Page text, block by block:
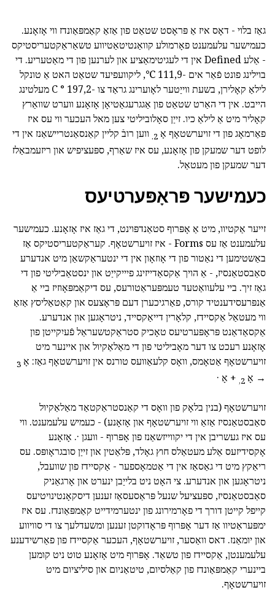
גאַז בלוי - דאָס איז אַ פּראָסט שטאַט פון אַזאַ קאַמפּאַונדז ווי אָזאָנע.
כעמישער עלעמענט פאָרמולע קוואַנטיטאַטיווע טשאַראַקטעריסטיקס
- אַלע Defined אין די לעגיטימאַציע און לערנען פון די מאַטעריע. די
בוילינג פונט פֿאַר אים -111,9 ℃, ליקוועפיעד שטאַט האט אַ טונקל
לילאַ קאָלירן, בשעת ווייַטער לאָוערינג גראַד צו -197,2 ° C מעלטינג
הייבט. אין די האַרט שטאַט פון אַגגרעגאַטיאָן אָזאָנע ווערט שוואַרץ
קאָליר מיט אַ לילאַ כיו. זייַן סאָלוביליטי צען מאל העכער ווי עס איז
פאַרמאָג פון די זויערשטאָף אָ 2. ווען רובֿ קליין קאַנסאַנטריישאַנז אין די
לופט דער שמעקן פון אָזאָנע, עס איז שאַרף, ספּעציפיש און ריזעמבאַלז
דער שמעקן פון מעטאַל.
כעמישער פּראָפּערטיעס
זייער אַקטיוו, מיט אַ אָפּרוף סטאַנדפּוינט, די גאַז איז אָזאָנע. כעמישער
עלעמענט אַז עס Forms - איז זויערשטאָף. קעראַקטעריסטיקס אַז
באַשטימען די נאַטור פון די אָוזאָון אין די ינטעראַקשאַן מיט אנדערע
סאַבסטאַנסיז, - אַ הויך אַקסאַדייזינג פיייקייַט און ינסטאַביליטי פון די
גאַז זיך. ביי עלעוואַטעד טעמפּעראַטורעס, עס דיקאַמפּאָוזיז ביי אַ
אַנפּרעסידענטיד קורס, פאַרגיכערן דעם פּראָצעס און קאַטאַליסץ אַזאַ
ווי מעטאַל אַקסיידז, קלאָרין דייאַקסייד, ניטראָגען און אנדערע.
אַקסאַדאַנט פּראָפּערטיעס טאָכיק סטראַקטשעראַל פֿעיִקייטן פון
אָזאָנע רעכט צו דער מאָביליטי פון די מאַלאַקיול און איינער מיט
זויערשטאָף אַטאָמס, וואָס קלעאַוועס טורנס אין זויערשטאָף גאַז: אָ 3
→ אָ 2, + אָ ·
זויערשטאָף (בנין בלאָק פון וואָס די קאַנסטראַקטאַד מאַלאַקיול
סאַבסטאַנסיז אַזאַ ווי זויערשטאָף און אָזאָנע) - כעמיש עלעמענט. ווי
עס איז געשריבן אין די יקווייזשאַנז פון אָפּרוף - וועגן ·. אָזאָנע
אָקסידיזעס אַלע מעטאַלס חוץ גאָלד, פּלאַטין און זייַן סובגראָופּס. עס
ריאַקץ מיט די גאַסאַז אין די אַטמאָספער - אַקסיידז פון שוועבל,
ניטראָגען און אנדערע. צי האָט ניט בלייַבן ינערט און אָרגאַניק
סאַבסטאַנסיז, ספּעציעל שנעל פּראַסעסאַז זענען דיסקאָנטינויטיעס
קייפל קייטן דורך די פאָרמירונג פון ינטערמידייט קאַמפּאַונדז. עס איז
ימפּעראַטיוו אַז דער אָפּרוף פּראָדוקטן זענען ומשעדלעך צו די סוויווע
און יומאַנז. דאס וואַסער, זויערשטאָף, העכער אַקסיידז פון פאַרשידענע
עלעמענטן, אַקסיידז פון טשאַד. אָפּרוף מיט אָזאָנע טוט ניט קומען
ביינערי קאַמפּאַונדז פון קאַלסיום, טיטאַניום און סיליציום מיט
זויערשטאָף.